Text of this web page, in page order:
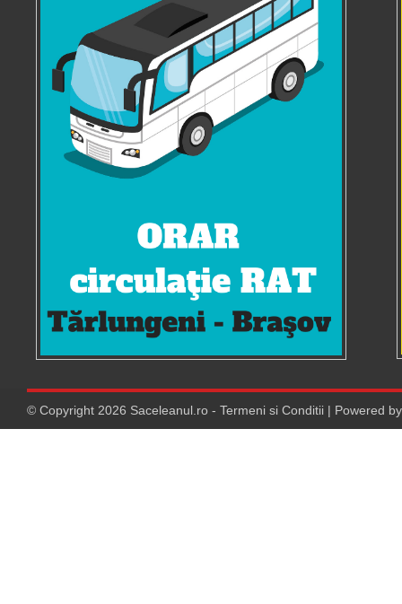
© Copyright 2026 Saceleanul.ro - Termeni si Conditii | Powered